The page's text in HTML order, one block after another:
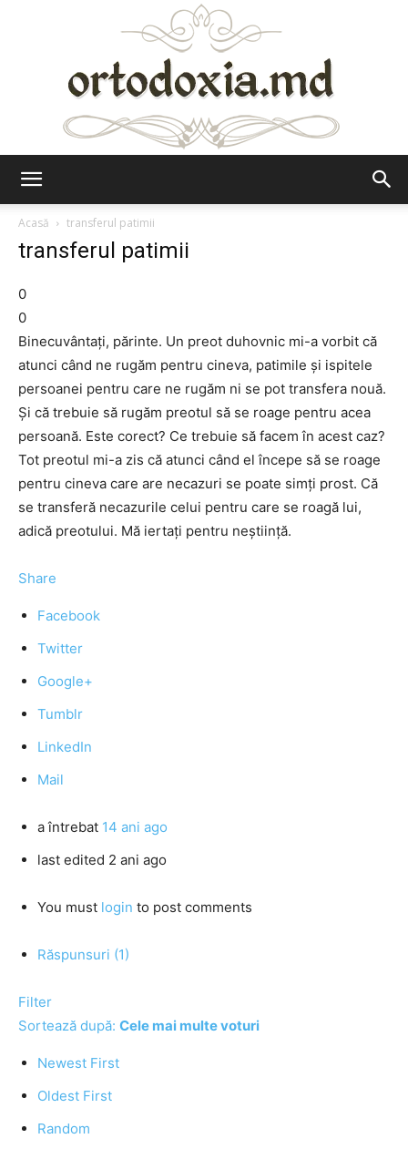
Acasă
transferul patimii
transferul patimii
0
0
Binecuvântaţi, părinte. Un preot duhovnic mi-a vorbit că
atunci când ne rugăm pentru cineva, patimile şi ispitele
persoanei pentru care ne rugăm ni se pot transfera nouă.
Şi că trebuie să rugăm preotul să se roage pentru acea
persoană. Este corect? Ce trebuie să facem în acest caz?
Tot preotul mi-a zis că atunci când el începe să se roage
pentru cineva care are necazuri se poate simţi prost. Că
se transferă necazurile celui pentru care se roagă lui,
adică preotului. Mă iertaţi pentru neştiinţă.
Share
Facebook
Twitter
Google+
Tumblr
LinkedIn
Mail
a întrebat 14 ani ago
last edited 2 ani ago
You must login to post comments
Răspunsuri (1)
Filter
Sortează după: Cele mai multe voturi
Newest First
Oldest First
Random